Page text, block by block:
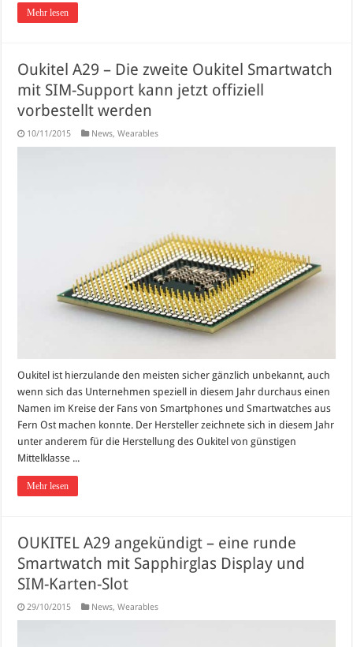
Mehr lesen
Oukitel A29 – Die zweite Oukitel Smartwatch
mit SIM-Support kann jetzt offiziell
vorbestellt werden
10/11/2015 News,Wearables
Oukitel ist hierzulande den meisten sicher gänzlich unbekannt, auch
wenn sich das Unternehmen speziell in diesem Jahr durchaus einen
Namen im Kreise der Fans von Smartphones und Smartwatches aus
Fern Ost machen konnte. Der Hersteller zeichnete sich in diesem Jahr
unter anderem für die Herstellung des Oukitel von günstigen
Mittelklasse ...
Mehr lesen
OUKITEL A29 angekündigt – eine runde
Smartwatch mit Sapphirglas Display und
SIM-Karten-Slot
29/10/2015 News,Wearables